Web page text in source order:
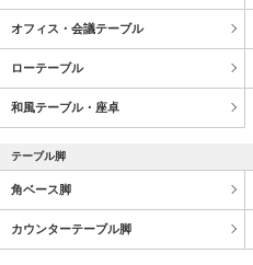
オフィス・会議テーブル
ローテーブル
和風テーブル・座卓
テーブル脚
角ベース脚
カウンターテーブル脚